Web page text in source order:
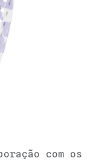
com os